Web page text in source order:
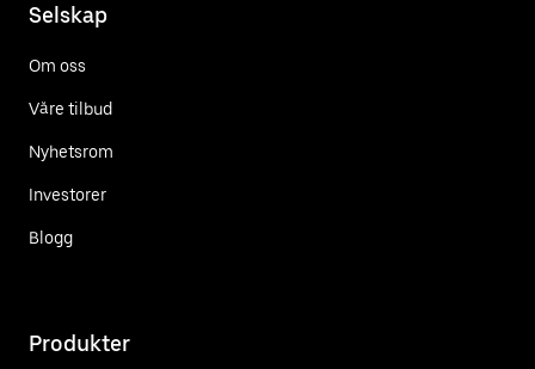
Selskap
Om oss
Våre tilbud
Nyhetsrom
Investorer
Blogg
Produkter